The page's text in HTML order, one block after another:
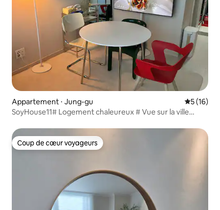
Appartement ⋅ Jung-gu
5 (16)
SoyHouse11# Logement chaleureux # Vue sur la ville
confortable # Literie de qualité hôtelière # Téléviseur
intelligent Samsung 55 pouces #
Coup de cœur voyageurs
Coup de cœur voyageurs